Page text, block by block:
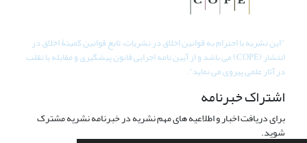
"این نشریه با احترام به قوانین اخلاق در نشریات، تابع قوانین کمیتۀ اخلاق در
انتشار (COPE) می باشد و از آیین نامه اجرایی قانون پیشگیری و مقابله با تقلب
در آثار علمی پیروی می نماید".
اشتراک خبرنامه
برای دریافت اخبار و اطلاعیه های مهم نشریه در خبرنامه نشریه مشترک
شوید.